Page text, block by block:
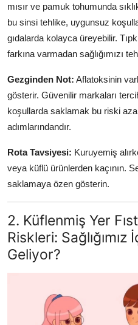
İçecek Kültürü & Barista
Yöresel Tarifler & Ev
İçecek Kültürü & Rehberleri
Popüler Kültür & Mutfak
Mutfak Temizliği & Pratik
Anne & Bebek Beslenmesi
Mutfak Sırları & Teknikler
Gıda Sözlüğü & Nedir?
Yemek Tarifleri & Menüler
mısır ve pamuk tohumunda
bu sinsi tehlike, uygunsuz
gıdalarda kolayca üreyebilir.
farkına varmadan sağlığımızı
Gezginden Not: Aflatoksinin
gösterir. Güvenilir markaları
koşullarda saklamak bu riski
adımlarındandır.
Rota Tavsiyesi: Kuruyemiş
veya küflü ürünlerden kaçının.
saklamaya özen gösterin.
2. Küflenmiş Yer
Riskleri:
Geliyor?